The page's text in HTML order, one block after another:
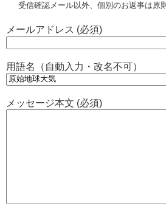
受信確認メール以外、個別のお返事は原
メールアドレス (必須)
用語名（自動入力・改名不可）
メッセージ本文 (必須)